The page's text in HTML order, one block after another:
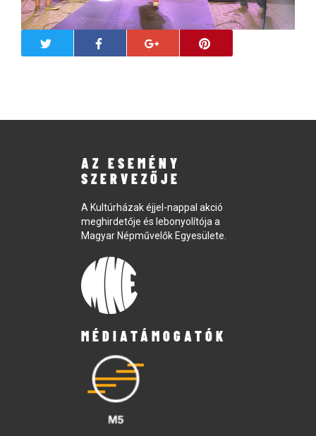
AZ ESEMÉNY
SZERVEZŐJE
A Kultúrházak éjjel-nappal akció
meghirdetője és lebonyolítója a
Magyar Népművelők Egyesülete.
MÉDIATÁMOGATÓK